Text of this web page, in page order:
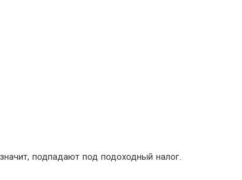
подпадают под подоходный налог.